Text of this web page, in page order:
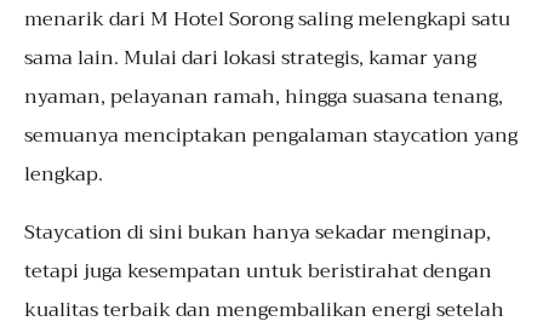
menarik dari M Hotel Sorong saling melengkapi satu
sama lain. Mulai dari lokasi strategis, kamar yang
nyaman, pelayanan ramah, hingga suasana tenang,
semuanya menciptakan pengalaman staycation yang
lengkap.
Staycation di sini bukan hanya sekadar menginap,
tetapi juga kesempatan untuk beristirahat dengan
kualitas terbaik dan mengembalikan energi setelah